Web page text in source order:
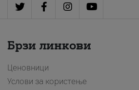
Брзи линкови
Ценовници
Услови за користење